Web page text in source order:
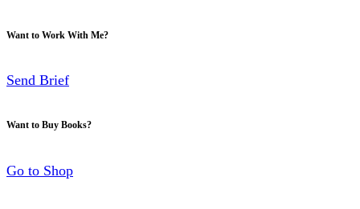
Want to Work With Me?
Send Brief
Want to Buy Books?
Go to Shop